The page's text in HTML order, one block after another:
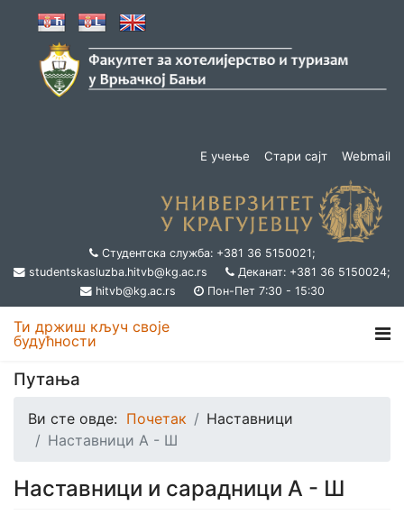
Е учење Стари сајт Webmail
Студентска служба: +381 36 5150021;
studentskasluzba.hitvb@kg.ac.rs
Деканат: +381 36 5150024;
hitvb@kg.ac.rs
Пон-Пет 7:30 - 15:30
Ти држиш кључ своје
будућности
Путања
Ви сте овде: Почетак
Наставници
Наставници А - Ш
Наставници и сарадници А - Ш